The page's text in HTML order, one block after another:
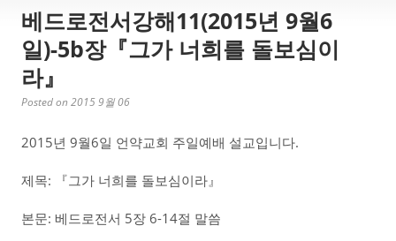
베드로전서강해11(2015년 9월6
일)-5b장『그가 너희를 돌보심이
라』
Posted on 2015 9월 06
2015년 9월6일 언약교회 주일예배 설교입니다.
제목: 『그가 너희를 돌보심이라』
본문: 베드로전서 5장 6-14절 말씀